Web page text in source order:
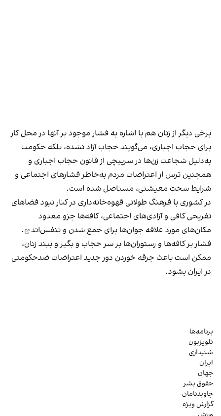
برخی دیگر از زنان هم با اشاره به فشار موجود بر آنها در محل کار
برای حجاب اجباری، می‌گویند حجاب آزاد نشده، بلکه حکومت
به‌دلیل شجاعت زن‌ها در سرپیچی از قانون حجاب اجباری و
همچنین ترس از اعتراضات مردم به‌خاطر فشارهای اجتماعی و
شرایط سخت معیشتی، مستاصل شده است.
در کشوری با فرهنگ طولانی قهوه‌‌خانه‌داری در کنار نبود فضاهای
تفریحی کافی و آزادی‌های اجتماعی، کافه‌ها جزو معدود
مکان‌های مورد علاقه جوان‌ها برای جمع شدن و تنفس‌اند
.
فشار بر کافه‌ها و رستوران‌ها بر سر حجاب و بگیر و ببند زنان،
ممکن است باعث جرقه خوردن دور جدید اعتراضات ضدحکومتی
در ایران بشود.
برنامه‌ها
تلویزیون
شنیداری
ایران
جهان
حقوق بشر
جاویدنامان
گزارش ویژه